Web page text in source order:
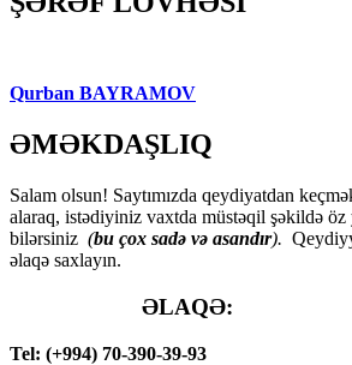
Qurban BAYRAMOV
ƏMƏKDAŞLIQ
Salam olsun! Saytımızda qeydiyatdan
alaraq, istədiyiniz vaxtda müstəqil şəkildə öz
bilərsiniz (bu çox sadə və asandır).
əlaqə saxlayın.
ƏLAQƏ:
Tel: (+994) 70-390-39-93